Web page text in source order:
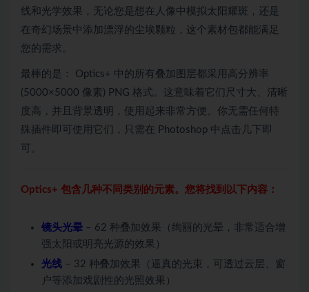
线和光学效果，无论您是想在人像中模拟太阳耀斑，还是
在奇幻场景中添加漂浮的尘埃颗粒，这个素材包都能满足
您的需求。
最棒的是： Optics+ 中的所有叠加图层都采用高分辨率
(5000×5000 像素) PNG 格式。这意味着它们尺寸大、清晰
度高，并且背景透明，使用起来非常方便。你无需任何特
殊插件即可使用它们，只需在 Photoshop 中点击几下即
可。
Optics+ 包含几种不同类别的元素。您将找到以下内容：
镜头光晕 – 62 种叠加效果（绚丽的光晕，非常适合增
强太阳或明亮光源的效果）
光线 – 32 种叠加效果（逼真的光束，可透过云层、窗
户等添加戏剧性的光照效果）